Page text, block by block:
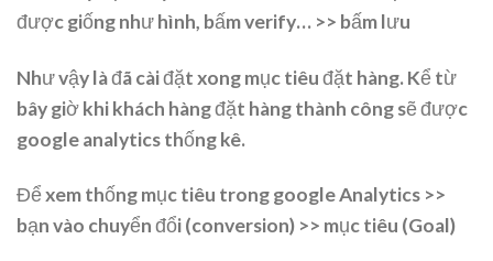
được giống như hình, bấm verify… >> bấm lưu
Như vậy là đã cài đặt xong mục tiêu đặt hàng. Kể từ
bây giờ khi khách hàng đặt hàng thành công sẽ được
google analytics thống kê.
Để xem thống mục tiêu trong google Analytics >>
bạn vào chuyển đổi (conversion) >> mục tiêu (Goal)